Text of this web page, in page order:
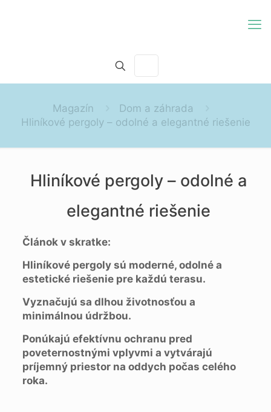
Magazín
Dom a záhrada
Hliníkové pergoly – odolné a elegantné riešenie
Hliníkové pergoly – odolné a
elegantné riešenie
Článok v skratke:
Hliníkové pergoly sú moderné, odolné a
estetické riešenie pre každú terasu.
Vyznačujú sa dlhou životnosťou a
minimálnou údržbou.
Ponúkajú efektívnu ochranu pred
poveternostnými vplyvmi a vytvárajú
príjemný priestor na oddych počas celého
roka.